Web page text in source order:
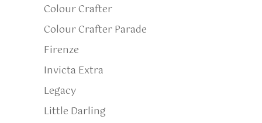
Colour Crafter
Colour Crafter Parade
Firenze
Invicta Extra
Legacy
Little Darling